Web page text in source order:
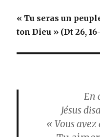
« Tu seras un
ton Dieu » (Dt 26,
En
Jésus
« Vous avez